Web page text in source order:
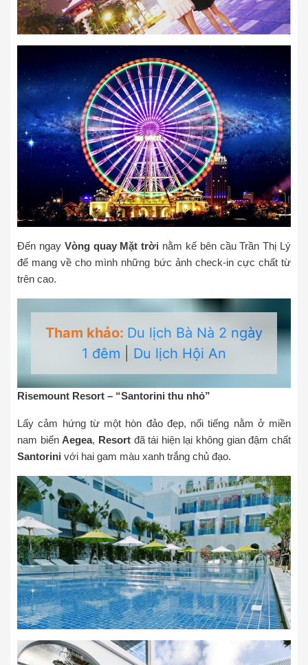
Đến ngay Vòng quay Mặt trời nằm kế bên cầu Trần Thị Lý
để mang về cho mình những bức ảnh check-in cực chất từ
trên cao.
Tham khảo: Du lịch Bà Nà 2 ngày
1 đêm
Du lịch Hội An
Risemount Resort – “Santorini thu nhỏ”
Lấy cảm hứng từ một hòn đảo đẹp, nổi tiếng nằm ở miền
nam biển Aegea, Resortđã tái hiện lại không gian đậm chất
Santorini với hai gam màu xanh trắng chủ đạo.